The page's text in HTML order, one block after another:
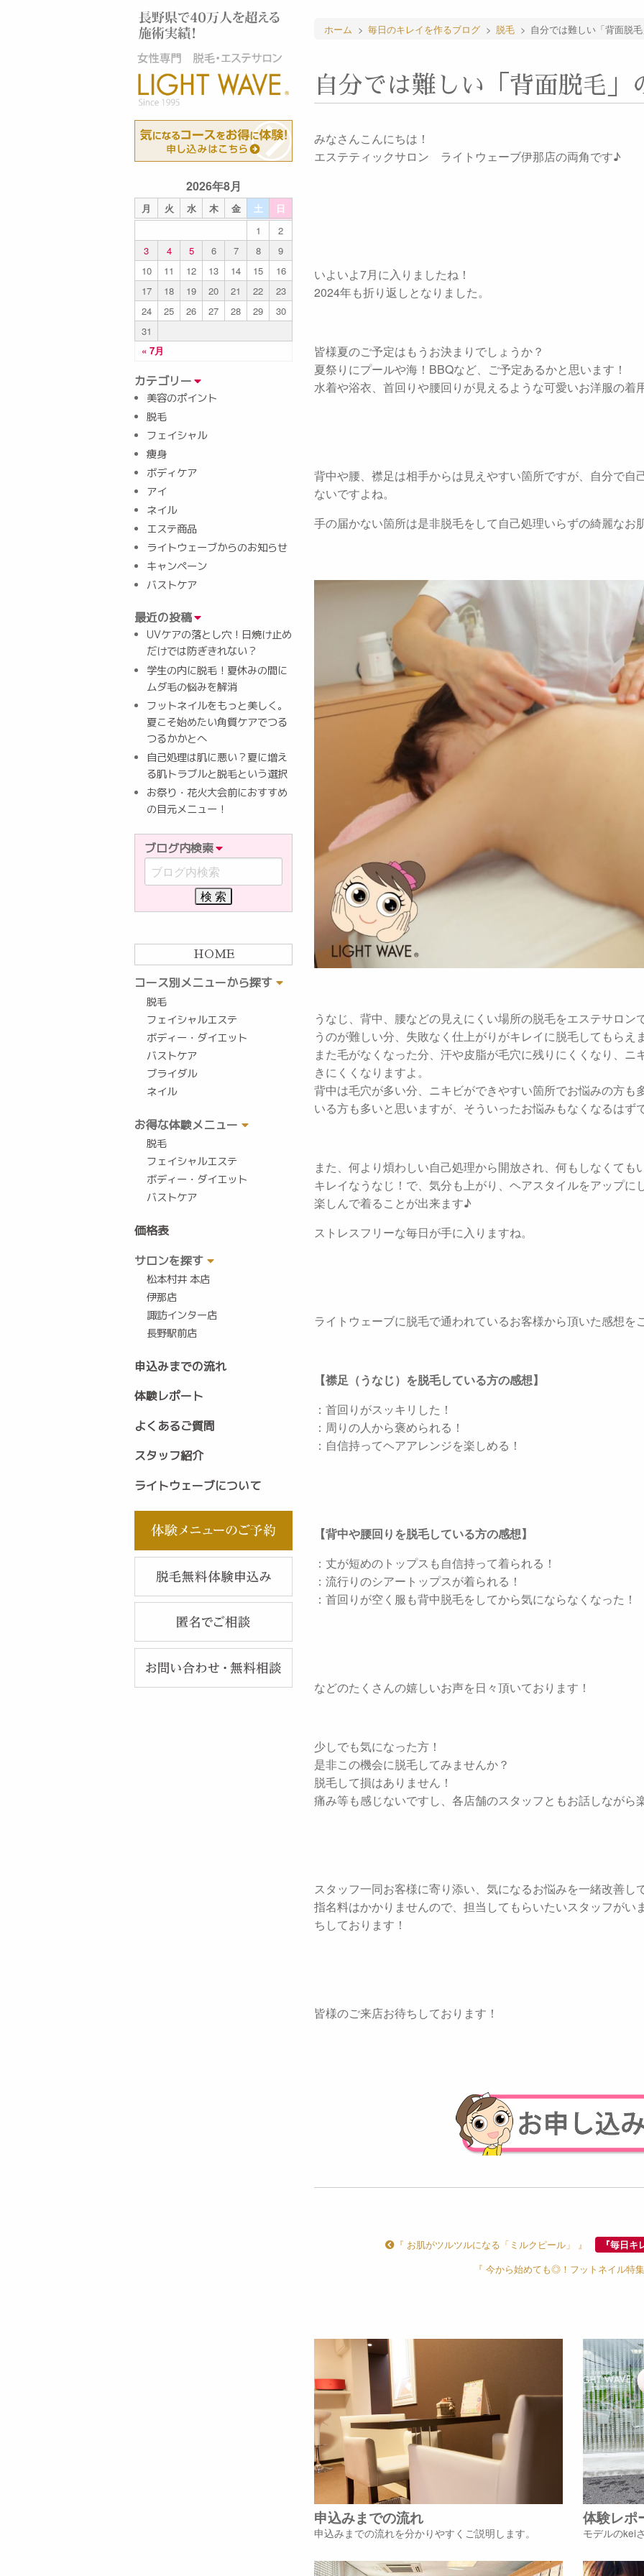
2026年8月
月 火 水 木 金 土 日
« 7月
1
2
3
4 5 6 7 8
9
10
11 12 13 14 15
16
17
18 19 20 21 22
23
24
25 26 27 28 29
30
31
カテゴリー
美容のポイント
脱毛
フェイシャル
痩身
ボディケア
アイ
ネイル
エステ商品
ライトウェーブからのお知らせ
キャンペーン
バストケア
最近の投稿
UVケアの落とし穴！日焼け止め
だけでは防ぎきれない？
学生の内に脱毛！夏休みの間に
ムダ毛の悩みを解消
フットネイルをもっと美しく。
夏こそ始めたい角質ケアでつる
つるかかとへ
自己処理は肌に悪い？夏に増え
る肌トラブルと脱毛という選択
お祭り・花火大会前におすすめ
の目元メニュー！
ブログ内検索
HOME
コース別メニューから探す
脱毛
フェイシャルエステ
ボディー・ダイエット
バストケア
ブライダル
ネイル
お得な体験メニュー
脱毛
フェイシャルエステ
ボディー・ダイエット
バストケア
価格表
サロンを探す
松本村井 本店
伊那店
諏訪インター店
長野駅前店
申込みまでの流れ
体験レポート
よくあるご質問
スタッフ紹介
ライトウェーブについて
ホーム > 毎日のキレイを作るブログ > 脱毛 > 自分では難しい「背面脱毛
自分では難しい「背面脱毛」
みなさんこんにちは！
エステティックサロン ライトウェーブ伊那店の両角です♪
いよいよ7月に入りましたね！
2024年も折り返しとなりました。
皆様夏のご予定はもうお決まりでしょうか？
夏祭りにプールや海！BBQなど、ご予定あるかと思います！
水着や浴衣、首回りや腰回りが見えるような可愛いお洋服の着
背中や腰、襟足は相手からは見えやすい箇所ですが、自分で自
ないですよね。
手の届かない箇所は是非脱毛をして自己処理いらずの綺麗なお
うなじ、背中、腰などの見えにくい場所の脱毛をエステサロ
うのが難しい分、失敗なく仕上がりがキレイに脱毛してもらえま
また毛がなくなった分、汗や皮脂が毛穴に残りにくくなり、ニ
きにくくなりますよ。
背中は毛穴が多い分、ニキビができやすい箇所でお悩みの方も
いる方も多いと思いますが、そういったお悩みもなくなるはず
また、何より煩わしい自己処理から開放され、何もしなくても
キレイなうなじ！で、気分も上がり、ヘアスタイルをアップに
楽しんで着ることが出来ます♪
ストレスフリーな毎日が手に入りますね。
ライトウェーブに脱毛で通われているお客様から頂いた感想を
【襟足（うなじ）を脱毛している方の感想】
：首回りがスッキリした！
：周りの人から褒められる！
：自信持ってヘアアレンジを楽しめる！
【背中や腰回りを脱毛している方の感想】
：丈が短めのトップスも自信持って着られる！
：流行りのシアートップスが着られる！
：首回りが空く服も背中脱毛をしてから気にならなくなった！
などのたくさんの嬉しいお声を日々頂いております！
少しでも気になった方！
是非この機会に脱毛してみませんか？
脱毛して損はありません！
痛み等も感じないですし、各店舗のスタッフともお話しながら
スタッフ一同お客様に寄り添い、気になるお悩みを一緒改善し
指名料はかかりませんので、担当してもらいたいスタッフがい
ちしております！
皆様のご来店お待ちしております！
『 お肌がツルツルになる「ミルクピール」 』 『毎日
『 今から始めても◎！フットネイル特集
申込みまでの流れ
申込みまでの流れを分かりやすくご説明します。
体験レポ
モデルのkei